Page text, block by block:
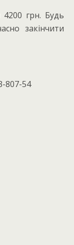
4200 грн. Будь
закінчити
807-54